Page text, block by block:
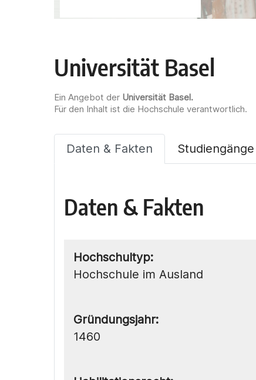
Universität Basel
Ein Angebot der Universität Basel.
Für den Inhalt ist die Hochschule verantwortlich.
Daten & Fakten Studiengänge
Daten & Fakten
Hochschultyp:
Hochschule im Ausland
Gründungsjahr:
1460